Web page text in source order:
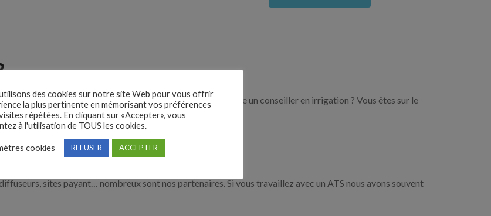
par exemple un tractoriste, un arboriculteur ou encore un conseiller en irrigation ? Vous êtes sur le
en cliquant sur le bouton ci-dessous.
Nos solutions entreprises
sites payant… nombreux sont nos partenaires. Si vous travaillez avec un ATS nous avons souvent
des cookies sur notre site Web pour vous offrir
la plus pertinente en mémorisant vos préférences
répétées. En cliquant sur «Accepter», vous
à l'utilisation de TOUS les cookies.
cookies REFUSER ACCEPTER